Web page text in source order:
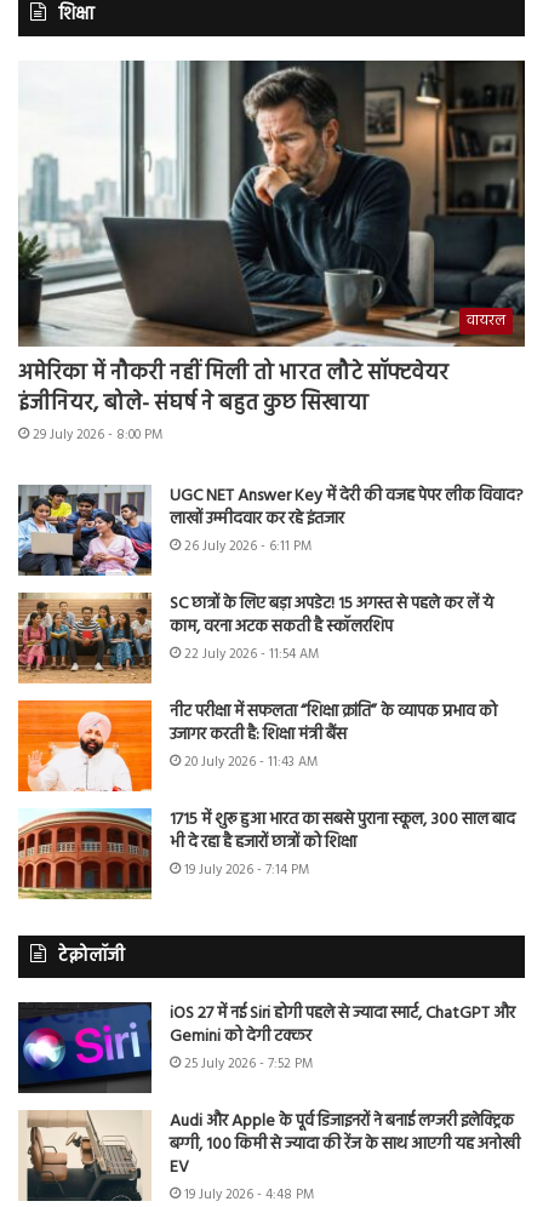
शिक्षा
वायरल
अमेरिका में नौकरी नहीं मिली तो भारत लौटे सॉफ्टवेयर
इंजीनियर, बोले- संघर्ष ने बहुत कुछ सिखाया
29 July 2026 - 8:00 PM
UGC NET Answer Key में देरी की वजह पेपर लीक विवाद?
लाखों उम्मीदवार कर रहे इंतजार
26 July 2026 - 6:11 PM
SC छात्रों के लिए बड़ा अपडेट! 15 अगस्त से पहले कर लें ये
काम, वरना अटक सकती है स्कॉलरशिप
22 July 2026 - 11:54 AM
नीट परीक्षा में सफलता “शिक्षा क्रांति” के व्यापक प्रभाव को
उजागर करती है: शिक्षा मंत्री बैंस
20 July 2026 - 11:43 AM
1715 में शुरू हुआ भारत का सबसे पुराना स्कूल, 300 साल बाद
भी दे रहा है हजारों छात्रों को शिक्षा
19 July 2026 - 7:14 PM
टेक्नोलॉजी
iOS 27 में नई Siri होगी पहले से ज्यादा स्मार्ट, ChatGPT और
Gemini को देगी टक्कर
25 July 2026 - 7:52 PM
Audi और Apple के पूर्व डिजाइनरों ने बनाई लग्जरी इलेक्ट्रिक
बग्गी, 100 किमी से ज्यादा की रेंज के साथ आएगी यह अनोखी
EV
19 July 2026 - 4:48 PM